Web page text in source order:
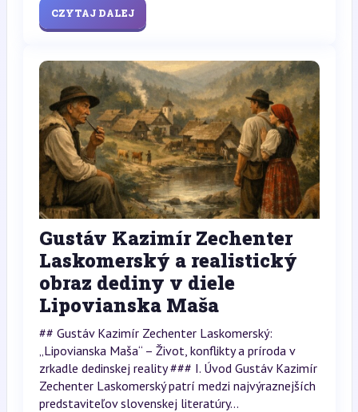
CZYTAJ DALEJ
Gustáv Kazimír Zechenter
Laskomerský a realistický
obraz dediny v diele
Lipovianska Maša
## Gustáv Kazimír Zechenter Laskomerský:
„Lipovianska Maša“ – Život, konflikty a príroda v
zrkadle dedinskej reality ### I. Úvod Gustáv Kazimír
Zechenter Laskomerský patrí medzi najvýraznejších
predstaviteľov slovenskej literatúry...